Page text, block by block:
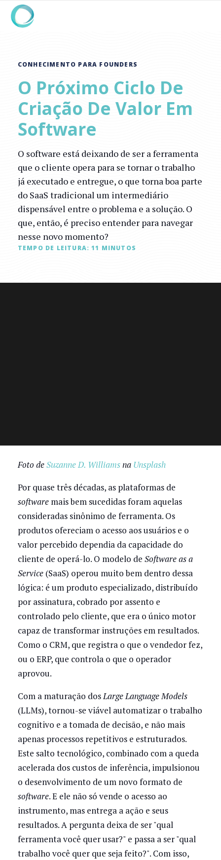
CONHECIMENTO PARA FOUNDERS
O Próximo Ciclo De
Criação De Valor Em
Software
O software está deixando de ser a ferramenta
que o cliente opera para se tornar o trabalho
já executado e entregue, o que torna boa parte
do SaaS tradicional um intermediário
dispensável entre o problema e a solução. O
que, então, é preciso entender para navegar
nesse novo momento?
TEMPO DE LEITURA: 11 MINUTOS
Foto deSuzanne D. Williamsna Unsplash
Por quase três décadas, as plataformas de
softwaremais bem sucedidas foram aquelas
consideradas sinônimo de ferramenta. Os
produtos ofereciam o acesso aos usuários e o
valor percebido dependia da capacidade do
cliente de operá-lo. O modelo de Software as a
Service(SaaS) operou muito bem dentro dessa
lógica: é um produto especializado, distribuído
por assinatura, cobrado por assento e
controlado pelo cliente, que era o único motor
capaz de transformar instruções em resultados.
Como o CRM, que registra o que o vendedor fez,
ou o ERP, que controla o que o operador
aprovou.
Com a maturação dosLarge Language Models
(LLMs), tornou-se viável automatizar o trabalho
cognitivo e a tomada de decisão, e não mais
apenas processos repetitivos e estruturados.
Este salto tecnológico, combinado com a queda
acelerada dos custos de inferência, impulsionou
o desenvolvimento de um novo formato de
software. E ele não só vende o acesso ao
instrumento, mas entrega a ação e seus
resultados. A pergunta deixa de ser "qual
ferramenta você quer usar?" e passa a ser "qual
trabalho você quer que seja feito?". Com isso,